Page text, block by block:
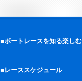
■ボートレースを知る楽しむ
■レーススケジュール